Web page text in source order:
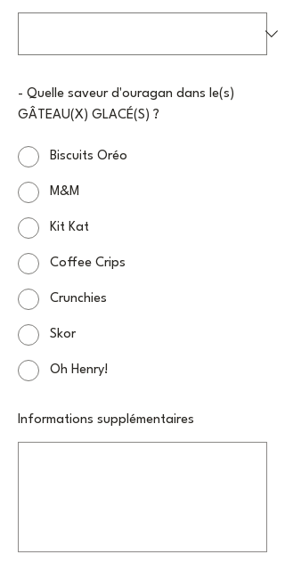
- Quelle saveur d'ouragan dans le(s)
GÂTEAU(X) GLACÉ(S) ?
Biscuits Oréo
M&M
Kit Kat
Coffee Crips
Crunchies
Skor
Oh Henry!
Informations supplémentaires